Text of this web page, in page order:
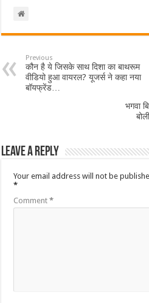
Previous
कौन है ये जिसके साथ दिशा का बाथरूम
वीडियो हुआ वायरल? यूजर्स ने कहा नया
बॉयफ्रेंड…
भगवा
Leave a Reply
Your email address will not be
*
Comment*